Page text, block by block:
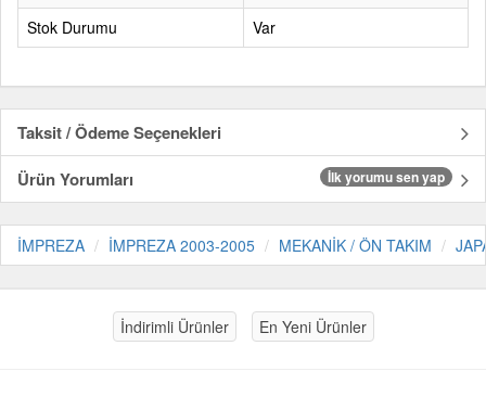
Stok Durumu
Var
Taksit / Ödeme Seçenekleri
Ürün Yorumları
İlk yorumu sen yap
İMPREZA İMPREZA 2003-2005 MEKANİK / ÖN TAKIM
İndirimli Ürünler En Yeni Ürünler